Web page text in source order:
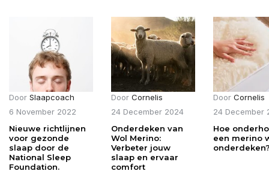
Door Slaapcoach
6 November 2022
Nieuwe richtlijnen
voor gezonde
slaap door de
National Sleep
Foundation.
Door Cornelis
24 December 2024
Onderdeken van
Wol Merino:
Verbeter jouw
slaap en ervaar
comfort
Door Cornelis
24 December
Hoe
een merino